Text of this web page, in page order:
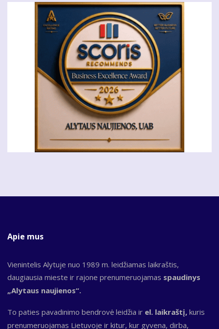
Apie mus
Vienintelis Alytuje nuo 1989 m. leidžiamas laikraštis,
daugiausia mieste ir rajone prenumeruojamas spaudinys
„Alytaus naujienos“.
To paties pavadinimo bendrovė leidžia ir el. laikraštį, kuris
prenumeruojamas Lietuvoje ir kitur, kur gyvena, dirba,